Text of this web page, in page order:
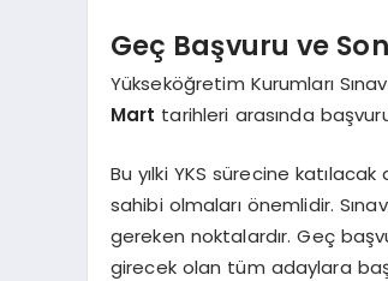
Geç Başvuru ve
Yükseköğretim Kurumları
Mart tarihleri arasında
Bu yılki YKS sürecine
sahibi olmaları önemlidir.
gereken noktalardır. Geç
girecek olan tüm adaylara